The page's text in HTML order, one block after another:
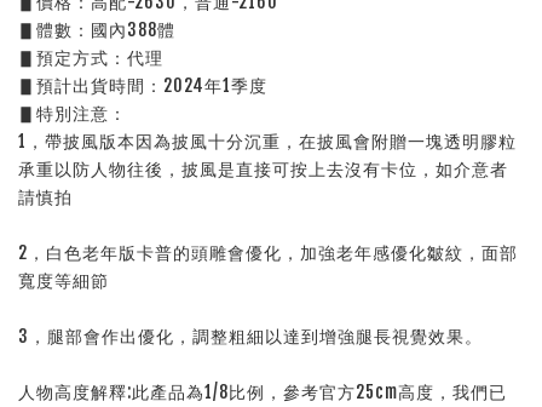
▋體數：國內388體
▋預定方式：代理
▋預計出貨時間：2024年1季度
▋特別注意：
1，帶披風版本因為披風十分沉重，在披風會附贈一塊透明膠粒
承重以防人物往後，披風是直接可按上去沒有卡位，如介意者
請慎拍
2，白色老年版卡普的頭雕會優化，加強老年感優化皺紋，面部
寬度等細節
3，腿部會作出優化，調整粗細以達到增強腿長視覺效果。
人物高度解釋:此產品為1/8比例，參考官方25cm高度，我們已